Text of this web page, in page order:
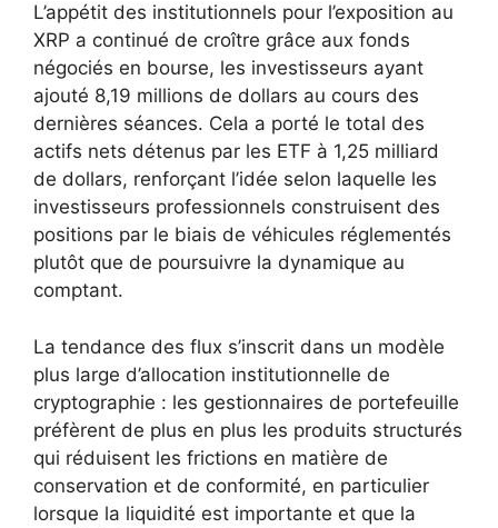
L’appétit des institutionnels pour l’exposition au
XRP a continué de croître grâce aux fonds
négociés en bourse, les investisseurs ayant
ajouté 8,19 millions de dollars au cours des
dernières séances. Cela a porté le total des
actifs nets détenus par les ETF à 1,25 milliard
de dollars, renforçant l’idée selon laquelle les
investisseurs professionnels construisent des
positions par le biais de véhicules réglementés
plutôt que de poursuivre la dynamique au
comptant.
La tendance des flux s’inscrit dans un modèle
plus large d’allocation institutionnelle de
cryptographie : les gestionnaires de portefeuille
préfèrent de plus en plus les produits structurés
qui réduisent les frictions en matière de
conservation et de conformité, en particulier
lorsque la liquidité est importante et que la